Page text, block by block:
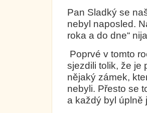
Pan Sladký se
nebyl naposled.
roka a do dne“
Poprvé v tomto
sjezdili tolik, že je
nějaký zámek,
nebyli. Přesto se
a každý byl úplně